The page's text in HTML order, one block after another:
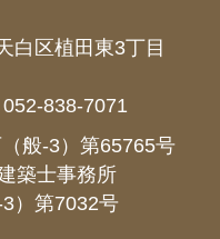
白区植田東3丁目
838-7071
般-3）第65765号
築士事務所
）第7032号